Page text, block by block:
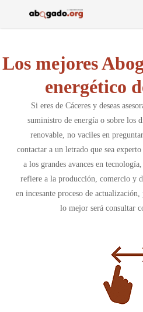
Los mejores
energético
Si eres de Cáceres y deseas
suministro de energía o sobre los
renovable, no vaciles en
contactar a un letrado que sea
a los grandes avances en
refiere a la producción, comercio y
en incesante proceso de
lo mejor será consultar